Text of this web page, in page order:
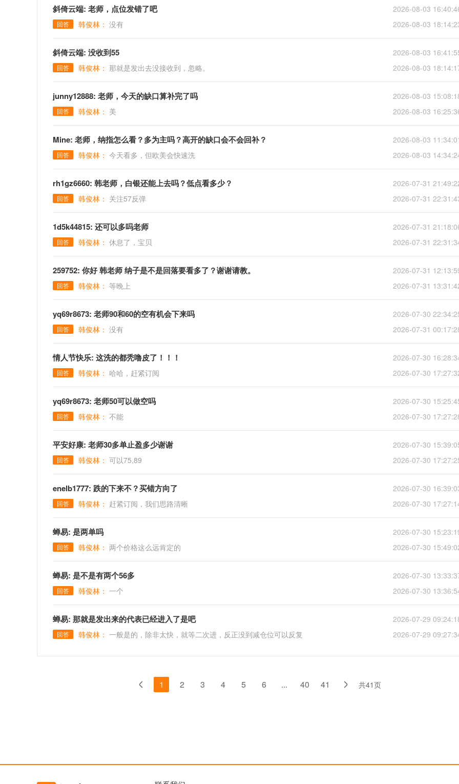
斜倚云端: 老师，点位发错了吧 2026-08-03
回答 韩俊林： 没有 2026-08-03
斜倚云端: 没收到55 2026-08-03
回答 韩俊林： 那就是发出去没接收到，忽略。 2026-08-03
junny12888: 老师，今天的缺口算补完了吗 2026-08-03
回答 韩俊林： 美 2026-08-03
Mine: 老师，纳指怎么看？多为主吗？高开的缺口会不会回补？ 2026-08-03
回答 韩俊林： 今天看多，但欧美会快速洗 2026-08-03
rh1gz6660: 韩老师，白银还能上去吗？低点看多少？ 2026-07-31
回答 韩俊林： 关注57反弹 2026-07-31
1d5k44815: 还可以多吗老师 2026-07-31
回答 韩俊林： 休息了，宝贝 2026-07-31
259752: 你好 韩老师 纳子是不是回落要看多了？谢谢请教。 2026-07-31
回答 韩俊林： 等晚上 2026-07-31
yq69r8673: 老师90和60的空有机会下来吗 2026-07-30
回答 韩俊林： 没有 2026-07-31
情人节快乐: 这洗的都秃噜皮了！！！ 2026-07-30
回答 韩俊林： 哈哈，赶紧订阅 2026-07-30
yq69r8673: 老师50可以做空吗 2026-07-30
回答 韩俊林： 不能 2026-07-30
平安好康: 老师30多单止盈多少谢谢 2026-07-30
回答 韩俊林： 可以75,89 2026-07-30
enelb1777: 跌的下来不？买错方向了 2026-07-30
回答 韩俊林： 赶紧订阅，我们思路清晰 2026-07-30
蝉易: 是两单吗 2026-07-30
回答 韩俊林： 两个价格这么远肯定的 2026-07-30
蝉易: 是不是有两个56多 2026-07-30
回答 韩俊林： 一个 2026-07-30
蝉易: 那就是发出来的代表已经进入了是吧 2026-07-29
回答 韩俊林： 一般是的，除非太快，就等二次进，反正没到减仓位可以反复 2026-07-29
1 2 3 4 5 6 ... 40 41 共41页